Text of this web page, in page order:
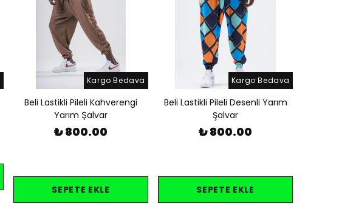
Kargo Bedava
Beli Lastikli Pileli Kahverengi
Yarım Şalvar
₺ 800.00
SEPETE EKLE
Kargo Bedava
Beli Lastikli Pileli Desenli Yarım
Şalvar
₺ 800.00
SEPETE EKLE